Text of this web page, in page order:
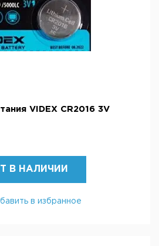
VIDEX CR2016 3V
В НАЛИЧИИ
в избранное